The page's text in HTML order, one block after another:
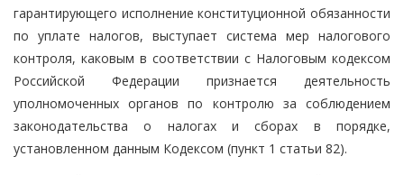
гарантирующего исполнение конституционной обязанности
по уплате налогов, выступает система мер налогового
контроля, каковым в соответствии с Налоговым кодексом
Российской Федерации признается деятельность
уполномоченных органов по контролю за соблюдением
законодательства о налогах и сборах в порядке,
установленном данным Кодексом (пункт 1 статьи 82).